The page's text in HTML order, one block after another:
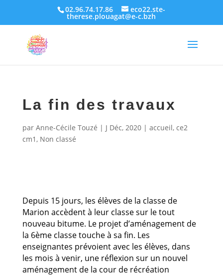
02.96.74.17.86 eco22.ste-
therese.plouagat@e-c.bzh
La fin des travaux
par Anne-Cécile Touzé | J Déc, 2020| accueil, ce2
cm1, Non classé
Depuis 15 jours, les élèves de la classe de
Marion accèdent à leur classe sur le tout
nouveau bitume. Le projet d’aménagement de
la 6ème classe touche à sa fin. Les
enseignantes prévoient avec les élèves, dans
les mois à venir, une réflexion sur un nouvel
aménagement de la cour de récréation